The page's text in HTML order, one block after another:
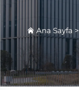
Ana Sayfa >